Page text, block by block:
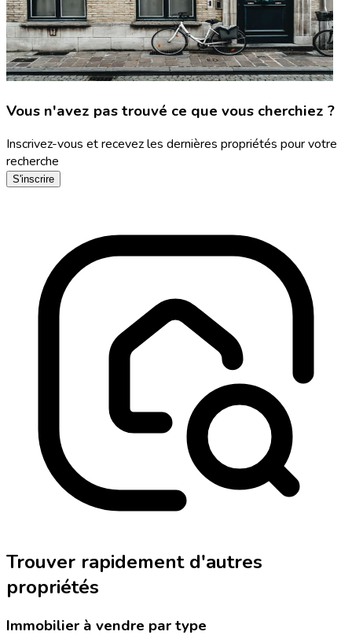
Vous n'avez pas trouvé ce que vous cherchiez ?
Inscrivez-vous et recevez les dernières propriétés pour votre
recherche
S'inscrire
Trouver rapidement d'autres
propriétés
Immobilier à vendre par type